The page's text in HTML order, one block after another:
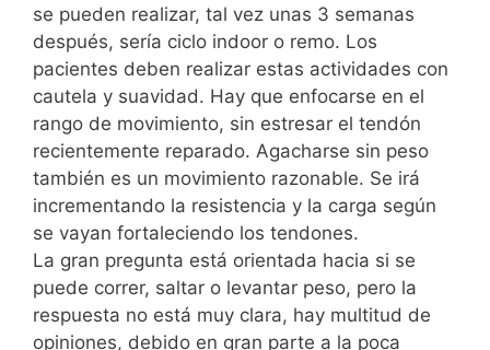
se pueden realizar, tal vez unas 3 semanas
después, sería ciclo indoor o remo. Los
pacientes deben realizar estas actividades con
cautela y suavidad. Hay que enfocarse en el
rango de movimiento, sin estresar el tendón
recientemente reparado. Agacharse sin peso
también es un movimiento razonable. Se irá
incrementando la resistencia y la carga según
se vayan fortaleciendo los tendones.
La gran pregunta está orientada hacia si se
puede correr, saltar o levantar peso, pero la
respuesta no está muy clara, hay multitud de
opiniones, debido en gran parte a la poca